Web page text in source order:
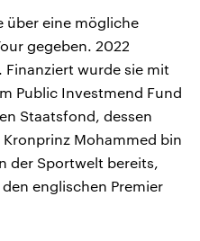
über eine mögliche
gegeben. 2022
Finanziert wurde sie mit
Public Investmend Fund
Staatsfond, dessen
Mohammed bin
der Sportwelt bereits,
englischen Premier